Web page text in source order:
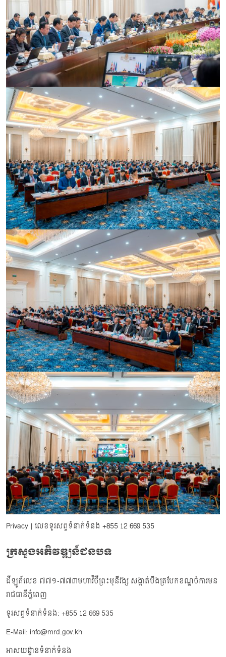
Privacy | លេខទូរសព្ទទំនាក់ទំនង +855 12 669 535
ក្រសួងអភិវឌ្ឍន៍ជនបទ
ដីឡូត៍លេខ ៧៧១-៧៧៣មហាវិថីព្រះមុនីវង្ស សង្កាត់បឹងត្របែកខណ្ឌចំការមន
រាជធានីភ្នំពេញ
ទូរសព្ទទំនាក់ទំនង: +855 12 669 535
E-Mail: info@mrd.gov.kh
អាសយដ្ឋានទំនាក់ទំនង